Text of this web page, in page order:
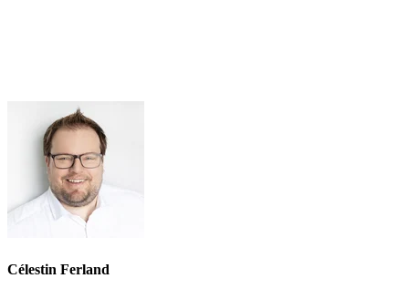
Célestin Ferland